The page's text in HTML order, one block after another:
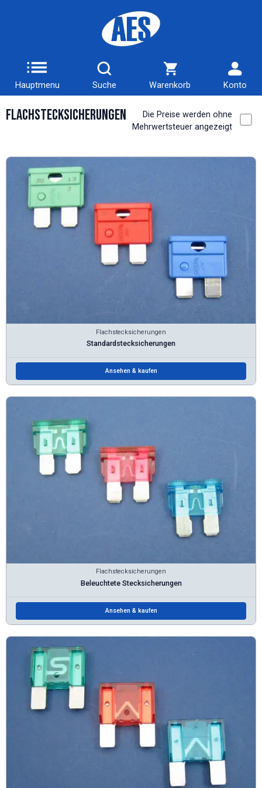
Hauptmenu Suche Warenkorb Konto
Flachstecksicherungen
Die Preise werden ohne
Mehrwertsteuer angezeigt
Flachstecksicherungen
Standardstecksicherungen
Ansehen & kaufen
Flachstecksicherungen
Beleuchtete Stecksicherungen
Ansehen & kaufen